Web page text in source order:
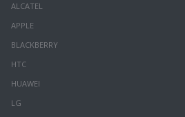
ALCATEL
APPLE
BLACKBERRY
HTC
HUAWEI
LG